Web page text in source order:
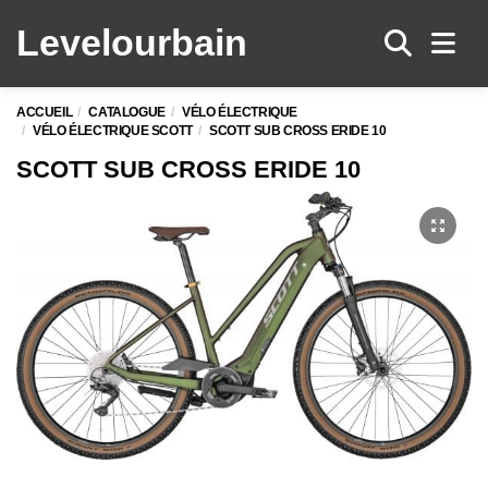
Levelourbain
ACCUEIL CATALOGUE
VÉLO ÉLECTRIQUE
VÉLO ÉLECTRIQUE SCOTT
SCOTT SUB CROSS ERIDE 10
SCOTT SUB CROSS ERIDE 10